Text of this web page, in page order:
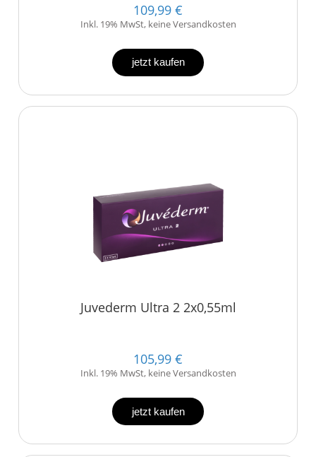
109,99 €
Inkl. 19% MwSt, keine Versandkosten
jetzt kaufen
Juvederm Ultra 2 2x0,55ml
105,99 €
Inkl. 19% MwSt, keine Versandkosten
jetzt kaufen